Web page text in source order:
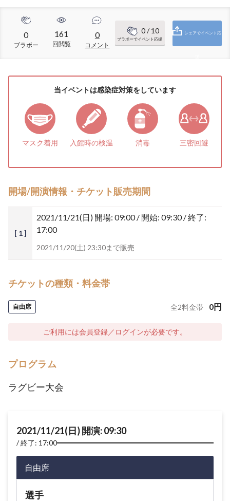
0
ブラボー
161
回閲覧
0
コメント
0/ 10
ブラボーでイベント応援
シェアでイベント応
当イベントは感染症対策をしています
マスク着用 入館時の検温 消毒 三密回避
開場/開演情報・チケット販売期間
[ 1 ]
2021/11/21(日) 開場: 09:00 / 開始: 09:30 / 終了:
17:00
2021/11/20(土) 23:30まで販売
チケットの種類・料金帯
自由席 全2料金帯 0円
ご利用には会員登録／ログインが必要です。
プログラム
ラグビー大会
2021/11/21(日) 開演: 09:30
終了: 17:00
自由席
選手